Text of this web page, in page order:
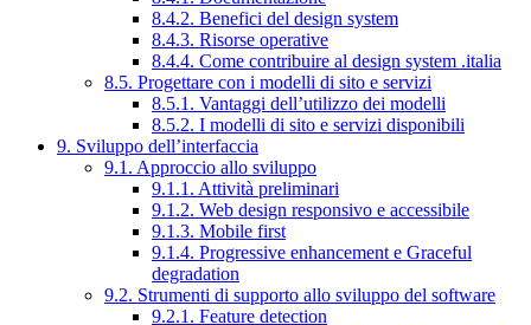
8.4.2. Benefici del design system
8.4.3. Risorse operative
8.4.4. Come contribuire al design system .italia
8.5. Progettare con i modelli di sito e servizi
8.5.1. Vantaggi dell’utilizzo dei modelli
8.5.2. I modelli di sito e servizi disponibili
9. Sviluppo dell’interfaccia
9.1. Approccio allo sviluppo
9.1.1. Attività preliminari
9.1.2. Web design responsivo e accessibile
9.1.3. Mobile first
9.1.4. Progressive enhancement e Graceful
degradation
9.2. Strumenti di supporto allo sviluppo del software
9.2.1. Feature detection